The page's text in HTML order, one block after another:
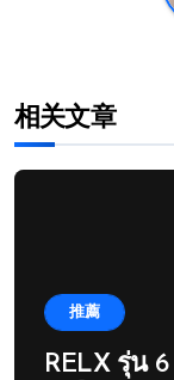
相关文章
推薦
RELX รุ่น